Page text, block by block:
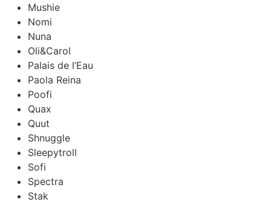
Mushie
Nomi
Nuna
Oli&Carol
Palais de l’Eau
Paola Reina
Poofi
Quax
Quut
Shnuggle
Sleepytroll
Sofi
Spectra
Stak